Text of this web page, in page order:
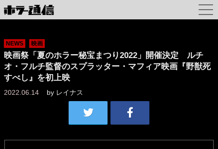
NEWS 映画
映画祭「夏のホラー秘宝まつり2022」開催決定 ルチ
オ・フルチ監督のスプラッター・マフィア映画『野獣死
すべし』を初上映
2022.06.14 by レイナス